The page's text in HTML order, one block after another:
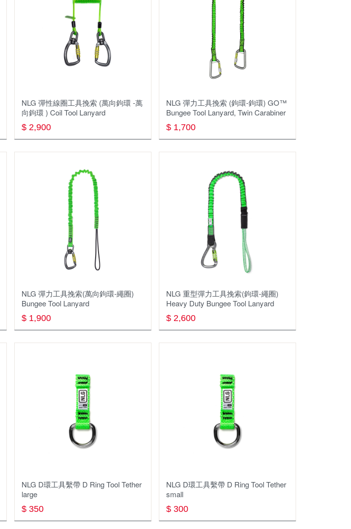
SAL
SUNNTO
RACE ON
Mountain Hardwear
NLG 彈性線圈⼯具挽索 (萬向鉤環 -萬
向鉤環 ) Coil Tool Lanyard
$ 2,900
NLG 彈⼒⼯具挽索 (鉤環-鉤環) GO™
Bungee Tool Lanyard, Twin Carabiner
$ 1,700
NLG 彈⼒⼯具挽索(萬向鉤環-繩圈)
Bungee Tool Lanyard
$ 1,900
NLG 重型彈⼒⼯具挽索(鉤環-繩圈)
Heavy Duty Bungee Tool Lanyard
$ 2,600
NLG D環⼯具繫帶 D Ring Tool Tether
large
$ 350
NLG D環⼯具繫帶 D Ring Tool Tether
small
$ 300